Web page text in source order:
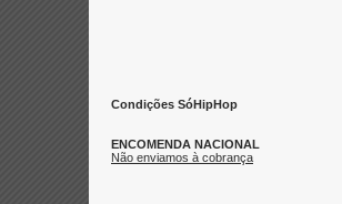
Condições SóHipHop
ENCOMENDA NACIONAL
Não enviamos à cobrança